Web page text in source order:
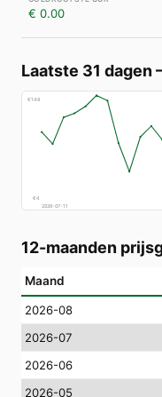
€ 0.00
Laatste 31 dagen
€148
€4
2026-07-11
12-maanden
Maand
2026-08
2026-07
2026-06
2026-05